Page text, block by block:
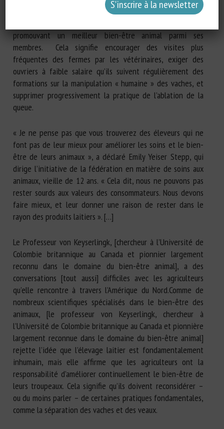
représente la plupart des 35 000 producteurs de lait du
promouvant un meilleur bien-être animal parmi ses
membres. Cela signifie encourager des visites plus
fréquentes des fermes par les vétérinaires, exiger des
ouvriers à faible salaire qu’ils suivent régulièrement des
formations sur la manipulation « humaine » des vaches, et
supprimer progressivement la pratique de l’ablation de la
queue.
« Je ne pense pas que vous trouverez des éleveurs qui ne
font pas de leur mieux pour améliorer les soins et le bien-
être de leurs animaux », a déclaré Emily Yeiser Stepp, qui
dirige l’initiative de la fédération en matière de soins aux
animaux, vieille de 12 ans. « Cela dit, nous ne pouvons pas
rester sourds aux valeurs des consommateurs. Nous devons
faire mieux, et leur donner une raison de rester dans le
rayon des produits laitiers ». […]
Le Professeur von Keyserlingk, [chercheur à l’Université de
Colombie britannique au Canada et pionnier largement
reconnu dans le domaine du bien-être animal], a des
conversations [tout aussi] difficiles avec les agriculteurs
qu’elle rencontre à travers l’Amérique du Nord.Comme de
nombreux scientifiques spécialisés dans le bien-être des
animaux, [le professeur von Keyserlingk, chercheur à
l’Université de Colombie britannique au Canada et pionnière
largement reconnue dans le domaine du bien-être animal]
rejette l’idée que l’élevage laitier est fondamentalement
inhumain, mais elle affirme que les agriculteurs ont la
responsabilité d’améliorer continuellement le bien-être de
leurs troupeaux. Cela signifie qu’ils doivent reconsidérer –
ou du moins parler – de certaines pratiques fondamentales,
comme la séparation des vaches et des veaux.